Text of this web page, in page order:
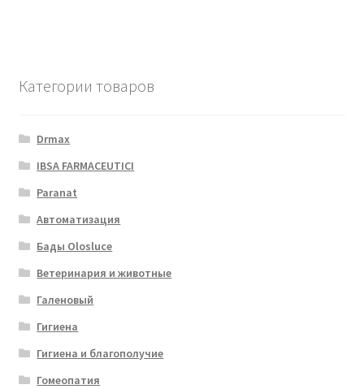
Категории товаров
Drmax
IBSA FARMACEUTICI
Paranat
Автоматизация
Бады Olosluce
Ветеринария и животные
Галеновый
Гигиена
Гигиена и благополучие
Гомеопатия